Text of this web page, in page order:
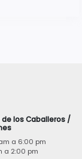
los Caballeros /
a 6:00 pm
a 2:00 pm